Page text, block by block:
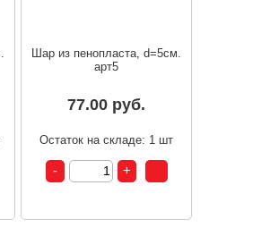
Шар из пенопласта, d=5см.
арт5
77.00 руб.
Остаток на складе: 1 шт